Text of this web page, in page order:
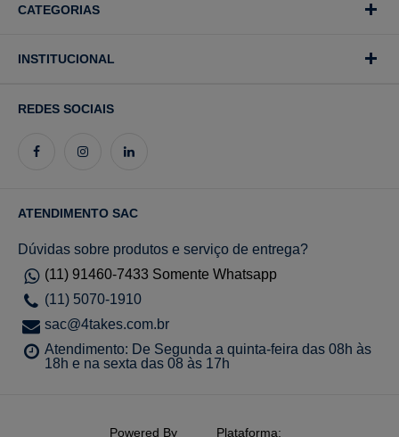
CATEGORIAS
INSTITUCIONAL
REDES SOCIAIS
ATENDIMENTO SAC
Dúvidas sobre produtos e serviço de entrega?
(11) 91460-7433 Somente Whatsapp
(11) 5070-1910
sac@4takes.com.br
Atendimento: De Segunda a quinta-feira das 08h às
18h e na sexta das 08 às 17h
Powered By Plataforma: